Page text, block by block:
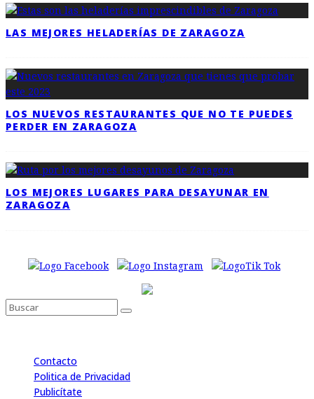
LAS MEJORES HELADERÍAS DE ZARAGOZA
LOS NUEVOS RESTAURANTES QUE NO TE PUEDES
PERDER EN ZARAGOZA
LOS MEJORES LUGARES PARA DESAYUNAR EN
ZARAGOZA
Contacto
Politica de Privacidad
Publicítate